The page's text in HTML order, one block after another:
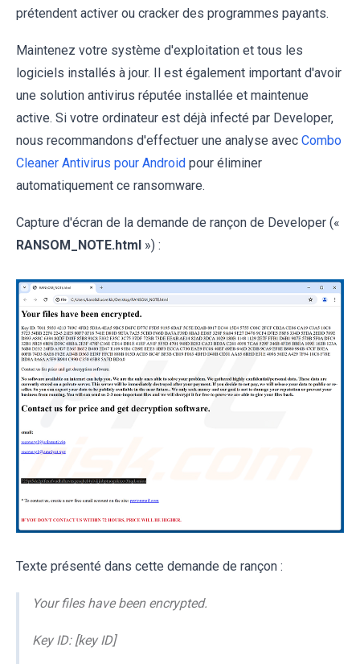
prétendent activer ou cracker des programmes payants.
Maintenez votre système d'exploitation et tous les
logiciels installés à jour. Il est également important d'avoir
une solution antivirus réputée installée et maintenue
active. Si votre ordinateur est déjà infecté par Developer,
nous recommandons d'effectuer une analyse avec Combo
Cleaner Antivirus pour Android pour éliminer
automatiquement ce ransomware.
Capture d'écran de la demande de rançon de Developer («
RANSOM_NOTE.html ») :
Texte présenté dans cette demande de rançon :
Your files have been encrypted.
Key ID: [key ID]